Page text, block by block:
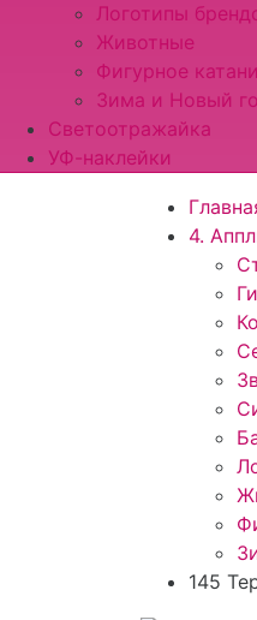
Логотипы
Животные
Фигурное
Зима и Новый
Светоотражайка
УФ-наклейки
4.
145